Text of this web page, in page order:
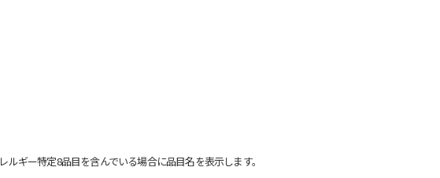
ギー特定8品目を含んでいる場合に品目名を表示します。